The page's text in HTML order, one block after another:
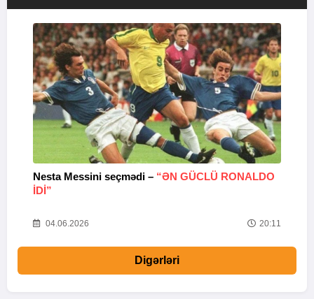
Nesta Messini seçmədi – “ƏN GÜCLÜ RONALDO
IDI”
04.06.2026 20:11
Digərləri